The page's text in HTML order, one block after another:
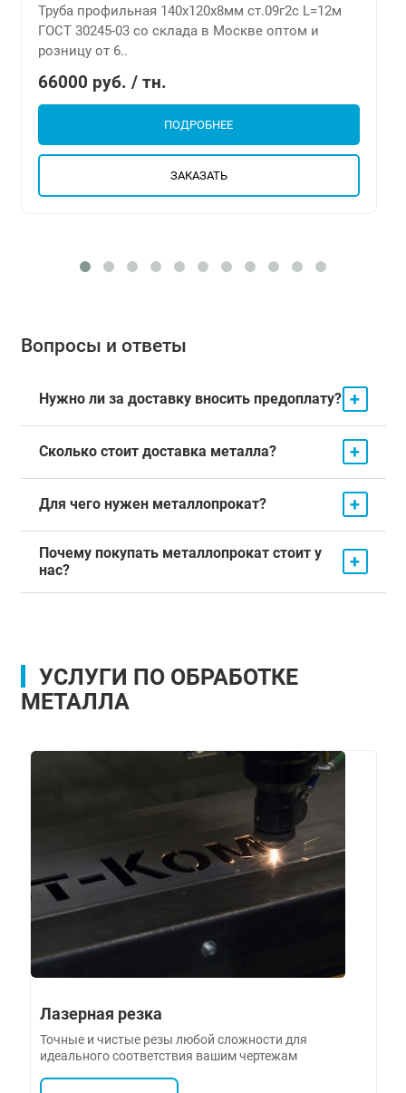
Труба профильная 140х120х8мм ст.09г2с L=12м
ГОСТ 30245-03 со склада в Москве оптом и
розницу от 6..
66000 руб. / тн.
ПОДРОБНЕЕ
ЗАКАЗАТЬ
Вопросы и ответы
Нужно ли за доставку вносить предоплату? +
Сколько стоит доставка металла? +
Для чего нужен металлопрокат? +
Почему покупать металлопрокат стоит у
нас?
+
УСЛУГИ ПО ОБРАБОТКЕ
МЕТАЛЛА
Лазерная резка
Точные и чистые резы любой сложности для
идеального соответствия вашим чертежам